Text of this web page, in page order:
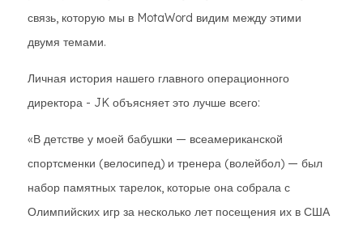
связь, которую мы в MotaWord видим между этими
двумя темами.
Личная история нашего главного операционного
директора - JK объясняет это лучше всего:
«В детстве у моей бабушки — всеамериканской
спортсменки (велосипед) и тренера (волейбол) — был
набор памятных тарелок, которые она собрала с
Олимпийских игр за несколько лет посещения их в США